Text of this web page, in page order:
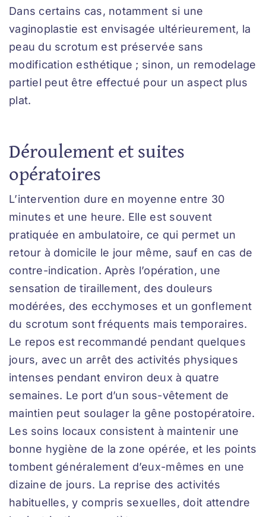
Dans certains cas, notamment si une
vaginoplastie est envisagée ultérieurement, la
peau du scrotum est préservée sans
modification esthétique ; sinon, un remodelage
partiel peut être effectué pour un aspect plus
plat.
Déroulement et suites
opératoires
L’intervention dure en moyenne entre 30
minutes et une heure. Elle est souvent
pratiquée en ambulatoire, ce qui permet un
retour à domicile le jour même, sauf en cas de
contre-indication. Après l’opération, une
sensation de tiraillement, des douleurs
modérées, des ecchymoses et un gonflement
du scrotum sont fréquents mais temporaires.
Le repos est recommandé pendant quelques
jours, avec un arrêt des activités physiques
intenses pendant environ deux à quatre
semaines. Le port d’un sous-vêtement de
maintien peut soulager la gêne postopératoire.
Les soins locaux consistent à maintenir une
bonne hygiène de la zone opérée, et les points
tombent généralement d’eux-mêmes en une
dizaine de jours. La reprise des activités
habituelles, y compris sexuelles, doit attendre